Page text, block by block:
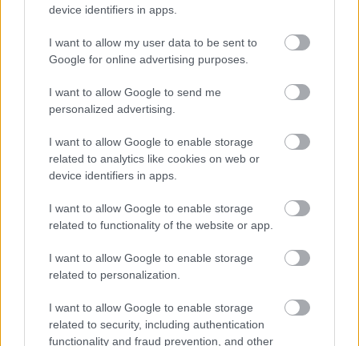
device identifiers in apps.
I want to allow my user data to be sent to
Google for online advertising purposes.
I want to allow Google to send me
personalized advertising.
I want to allow Google to enable storage
related to analytics like cookies on web or
device identifiers in apps.
I want to allow Google to enable storage
related to functionality of the website or app.
I want to allow Google to enable storage
related to personalization.
I want to allow Google to enable storage
related to security, including authentication
functionality and fraud prevention, and other
A pénzforgalmi szemléletű áfa törvényi szabályozása
honlapunkon
Ajánlott bejegyzések:
Így értelmezd vállalkozásod EKG-ját:
könyvelés, pénzügy és kontrolling